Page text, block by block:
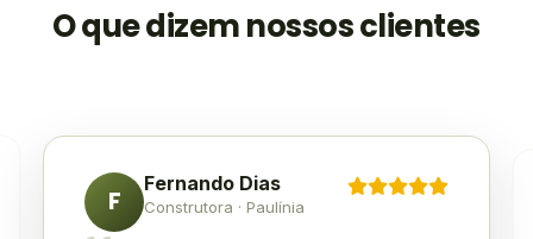
O que dizem nossos clientes
F
Fernando Dias
Construtora · Paulínia